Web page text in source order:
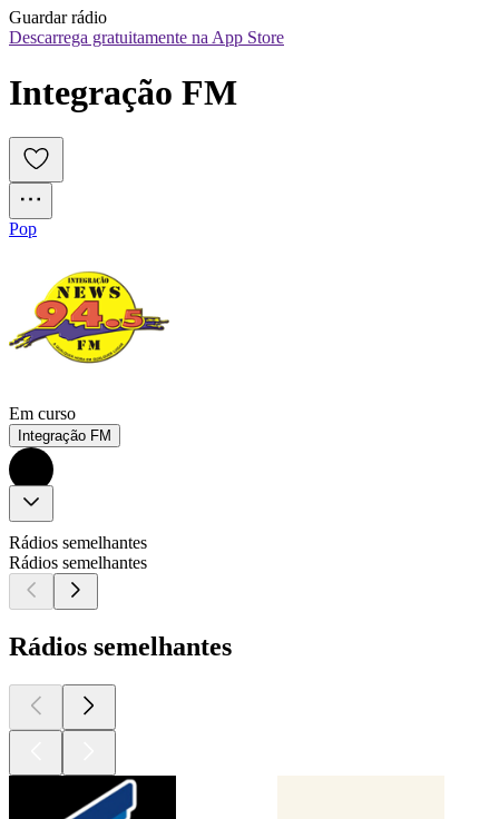
Guardar rádio
Descarrega gratuitamente na App Store
Integração FM
Pop
Em curso
Integração FM
Rádios semelhantes
Rádios semelhantes
Rádios semelhantes